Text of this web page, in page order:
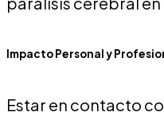
Impacto Personal y
Estar en contacto